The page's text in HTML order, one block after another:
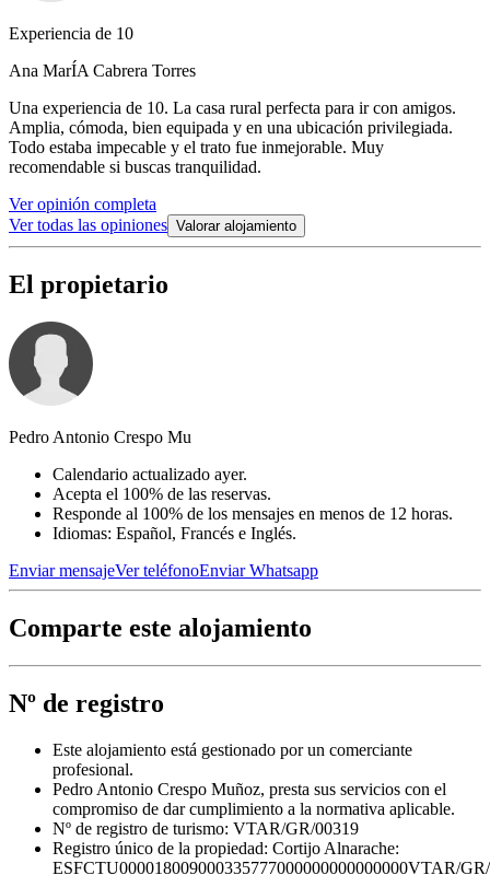
Experiencia de 10
Ana MarÍA Cabrera Torres
Una experiencia de 10. La casa rural perfecta para ir con amigos.
Amplia, cómoda, bien equipada y en una ubicación privilegiada.
Todo estaba impecable y el trato fue inmejorable. Muy
recomendable si buscas tranquilidad.
Ver opinión completa
Ver todas las opiniones Valorar alojamiento
El propietario
Pedro Antonio Crespo Mu
Calendario actualizado ayer.
Acepta el 100% de las reservas.
Responde al 100% de los mensajes en menos de 12 horas.
Idiomas: Español, Francés e Inglés.
Enviar mensajeVer teléfonoEnviar Whatsapp
Comparte este alojamiento
Nº de registro
Este alojamiento está gestionado por un comerciante
profesional.
Pedro Antonio Crespo Muñoz, presta sus servicios con el
compromiso de dar cumplimiento a la normativa aplicable.
Nº de registro de turismo: VTAR/GR/00319
Registro único de la propiedad: Cortijo Alnarache:
ESFCTU000018009000335777000000000000000VTAR/